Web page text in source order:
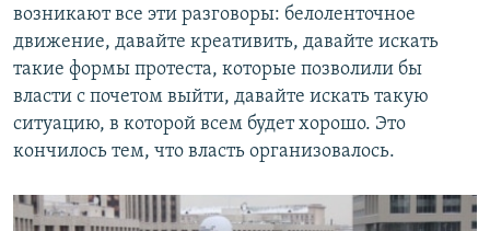
возникают все эти разговоры: белоленточное
движение, давайте креативить, давайте искать
такие формы протеста, которые позволили бы
власти с почетом выйти, давайте искать такую
ситуацию, в которой всем будет хорошо. Это
кончилось тем, что власть организовалось.